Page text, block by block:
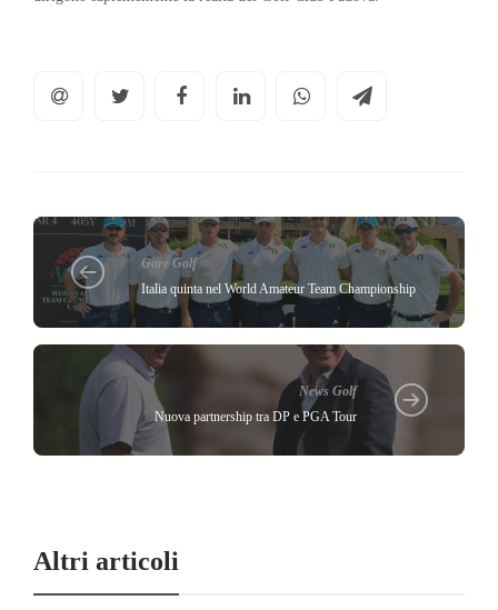
Gare Golf
Italia quinta nel World Amateur Team Championship
News Golf
Nuova partnership tra DP e PGA Tour
Altri articoli